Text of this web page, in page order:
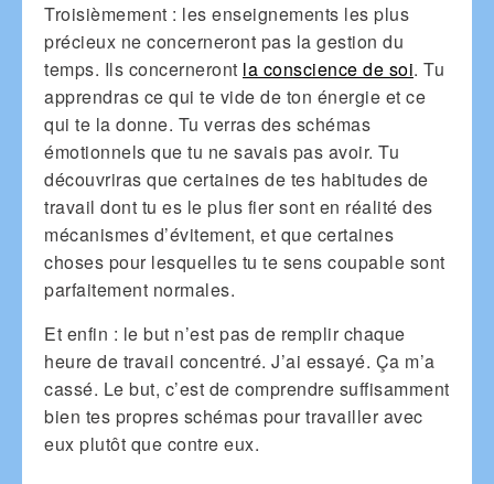
Troisièmement : les enseignements les plus
précieux ne concerneront pas la gestion du
temps. Ils concerneront la conscience de soi. Tu
apprendras ce qui te vide de ton énergie et ce
qui te la donne. Tu verras des schémas
émotionnels que tu ne savais pas avoir. Tu
découvriras que certaines de tes habitudes de
travail dont tu es le plus fier sont en réalité des
mécanismes d’évitement, et que certaines
choses pour lesquelles tu te sens coupable sont
parfaitement normales.
Et enfin : le but n’est pas de remplir chaque
heure de travail concentré. J’ai essayé. Ça m’a
cassé. Le but, c’est de comprendre suffisamment
bien tes propres schémas pour travailler avec
eux plutôt que contre eux.